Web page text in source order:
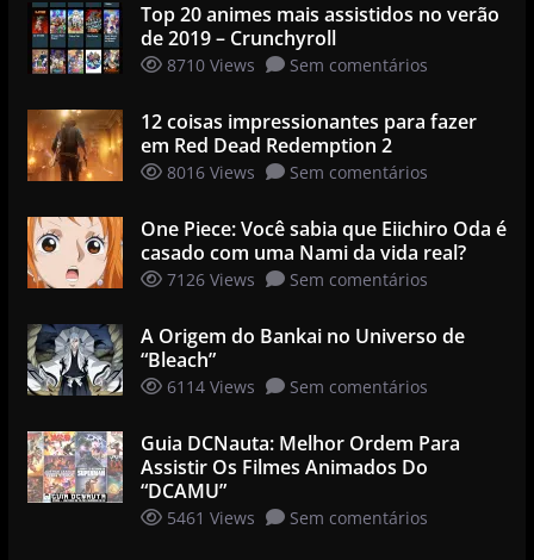
Top 20 animes mais assistidos no verão
de 2019 – Crunchyroll
8710 Views Sem comentários
12 coisas impressionantes para fazer
em Red Dead Redemption 2
8016 Views Sem comentários
One Piece: Você sabia que Eiichiro Oda é
casado com uma Nami da vida real?
7126 Views Sem comentários
A Origem do Bankai no Universo de
“Bleach”
6114 Views Sem comentários
Guia DCNauta: Melhor Ordem Para
Assistir Os Filmes Animados Do
“DCAMU”
5461 Views Sem comentários